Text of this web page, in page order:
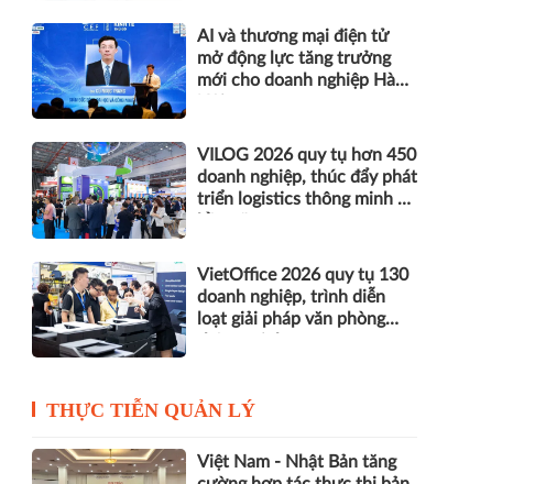
AI và thương mại điện tử
mở động lực tăng trưởng
mới cho doanh nghiệp Hà
VILOG 2026 quy tụ hơn 450
doanh nghiệp, thúc đẩy phát
triển logistics thông minh và
VietOffice 2026 quy tụ 130
doanh nghiệp, trình diễn
loạt giải pháp văn phòng
THỰC TIỄN QUẢN LÝ
Việt Nam - Nhật Bản tăng